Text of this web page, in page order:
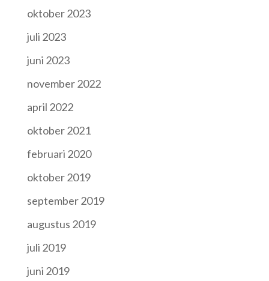
oktober 2023
juli 2023
juni 2023
november 2022
april 2022
oktober 2021
februari 2020
oktober 2019
september 2019
augustus 2019
juli 2019
juni 2019